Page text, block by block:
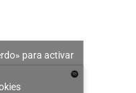
para activar